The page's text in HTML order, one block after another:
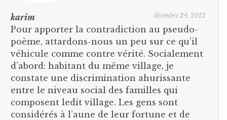
karim décembre 24, 2012
Pour apporter la contradiction au pseudo-
poème, attardons-nous un peu sur ce qu’il
véhicule comme contre vérité. Socialement
d’abord: habitant du même village, je
constate une discrimination ahurissante
entre le niveau social des familles qui
composent ledit village. Les gens sont
considérés à l’aune de leur fortune et de